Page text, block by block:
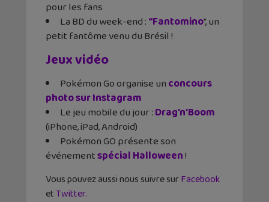
pour les fans
La BD du week-end :“Fantomino”, un
petit fantôme venu du Brésil !
Jeux vidéo
Pokémon Go organise unconcours
photo sur Instagram
Le jeu mobile du jour :Drag’n’Boom
(iPhone, iPad, Android)
Pokémon GO présente son
événementspécial Halloween!
Vous pouvez aussi nous suivre surFacebook
etTwitter.